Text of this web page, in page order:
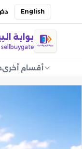
English
بوابة
sellbuygate
أقسام أخرى